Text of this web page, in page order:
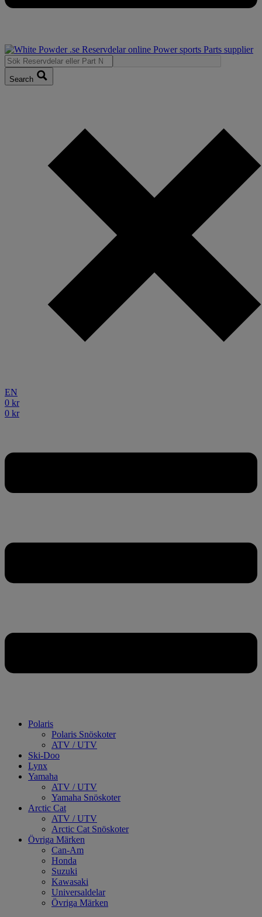
Search
EN
0 kr
0 kr
Polaris
Polaris Snöskoter
ATV / UTV
Ski-Doo
Lynx
Yamaha
ATV / UTV
Yamaha Snöskoter
Arctic Cat
ATV / UTV
Arctic Cat Snöskoter
Övriga Märken
Can-Am
Honda
Suzuki
Kawasaki
Universaldelar
Övriga Märken